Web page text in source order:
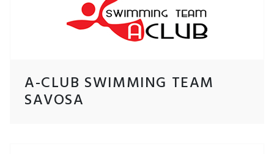
A-CLUB SWIMMING TEAM
SAVOSA